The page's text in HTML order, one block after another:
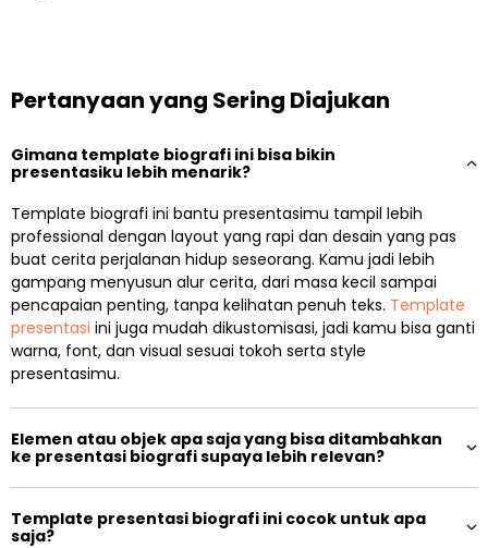
Pertanyaan yang Sering Diajukan
Gimana template biografi ini bisa bikin
presentasiku lebih menarik?
Template biografi ini bantu presentasimu tampil lebih
professional dengan layout yang rapi dan desain yang pas
buat cerita perjalanan hidup seseorang. Kamu jadi lebih
gampang menyusun alur cerita, dari masa kecil sampai
pencapaian penting, tanpa kelihatan penuh teks. Template
presentasi ini juga mudah dikustomisasi, jadi kamu bisa ganti
warna, font, dan visual sesuai tokoh serta style
presentasimu.
Elemen atau objek apa saja yang bisa ditambahkan
ke presentasi biografi supaya lebih relevan?
Template presentasi biografi ini cocok untuk apa
saja?